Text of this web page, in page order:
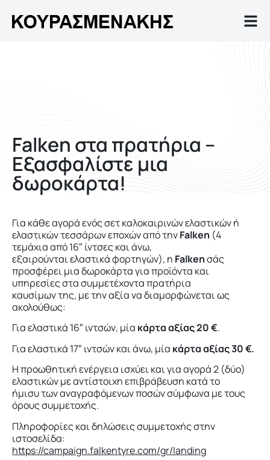
Falken στα πρατήρια –
Εξασφαλίστε μια
δωροκάρτα!
Για κάθε αγορά ενός σετ καλοκαιρινών ελαστικών ή
ελαστικών τεσσάρων εποχών από τηνFalken (4
τεμάχια από 16″ ίντσες και άνω,
εξαιρούνται ελαστικά φορτηγών), η Falkenσάς
προσφέρει μια δωροκάρτα για προϊόντα και
υπηρεσίες στα συμμετέχοντα πρατήρια
καυσίμων της, με την αξία να διαμορφώνεται ως
ακολούθως:
Για ελαστικά 16″ ιντσών, μία κάρτα αξίας 20 €.
Για ελαστικά 17″ ιντσών και άνω, μία κάρτα αξίας 30 €.
Η προωθητική ενέργεια ισχύει και για αγορά 2 (δύο)
ελαστικών με αντίστοιχη επιβράβευση κατά το
ήμισυ των αναγραφόμενων ποσών σύμφωνα με τους
όρους συμμετοχής.
Πληροφορίες και δηλώσεις συμμετοχής στην
ιστοσελίδα:
https://campaign.falkentyre.com/gr/landing